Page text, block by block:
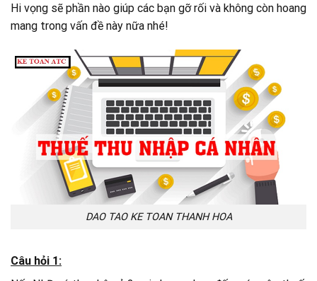
Hi vọng sẽ phần nào giúp các bạn gỡ rối và không còn hoang
mang trong vấn đề này nữa nhé!
DAO TAO KE TOAN THANH HOA
Câu hỏi 1: